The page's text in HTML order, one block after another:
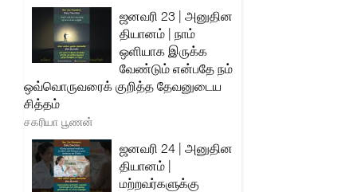
ஜனவரி 23 | அனுதின
தியானம் | நாம்
ஒளியாக இருக்க
வேண்டும் என்பதே நம்
ஒவ்வொருவரைக் குறித்த தேவனுடைய
சித்தம்
சகரியா பூணன்
ஜனவரி 24 | அனுதின
தியானம் |
மற்றவர்களுக்கு